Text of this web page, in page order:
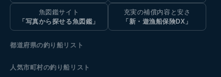
魚図鑑サイト
「写真から探せる魚図鑑」
充実の補償内容と安さ
「新・遊漁船保険DX」
都道府県の釣り船リスト
人気市町村の釣り船リスト